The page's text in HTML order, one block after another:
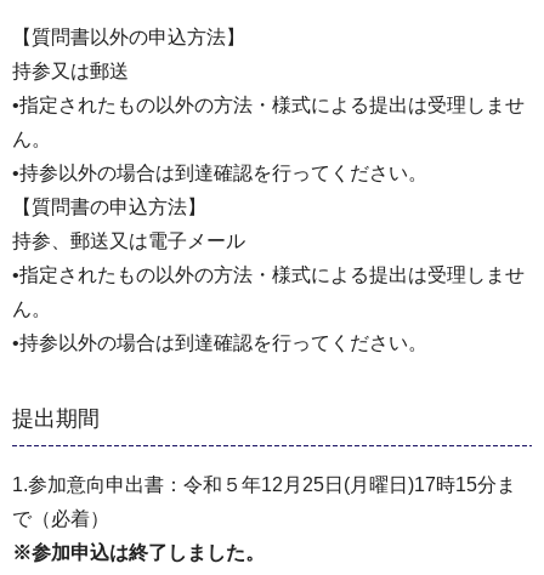
【質問書以外の申込方法】
持参又は郵送
•指定されたもの以外の⽅法・様式による提出は受理しませ
ん。
•持参以外の場合は到達確認を行ってください。
【質問書の申込方法】
持参、郵送又は電子メール
•指定されたもの以外の⽅法・様式による提出は受理しませ
ん。
•持参以外の場合は到達確認を行ってください。
提出期間
1.参加意向申出書：令和５年12月25日(月曜日)17時15分ま
で（必着）
※参加申込は終了しました。